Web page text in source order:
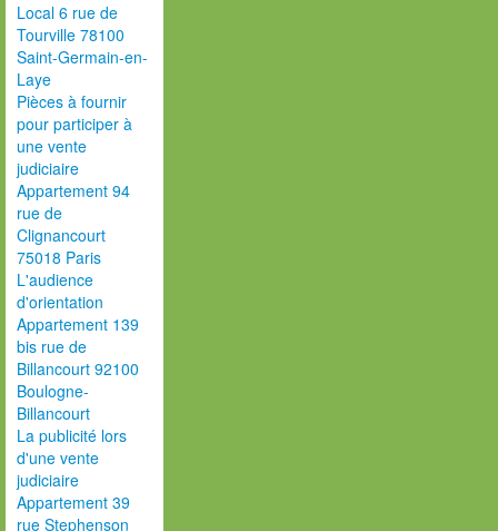
Local 6 rue de
Tourville 78100
Saint-Germain-en-
Laye
Pièces à fournir
pour participer à
une vente
judiciaire
Appartement 94
rue de
Clignancourt
75018 Paris
L'audience
d'orientation
Appartement 139
bis rue de
Billancourt 92100
Boulogne-
Billancourt
La publicité lors
d'une vente
judiciaire
Appartement 39
rue Stephenson